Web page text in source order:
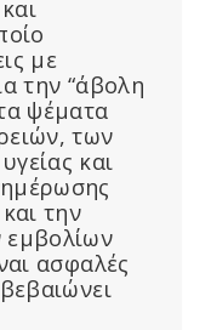
με
την “άβολη
ψέματα
των
και
την
εμβολίων
ασφαλές